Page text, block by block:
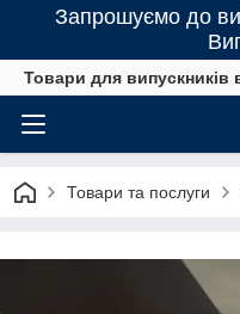
Запрошуємо до
Товари для випускників
Товари та послуги